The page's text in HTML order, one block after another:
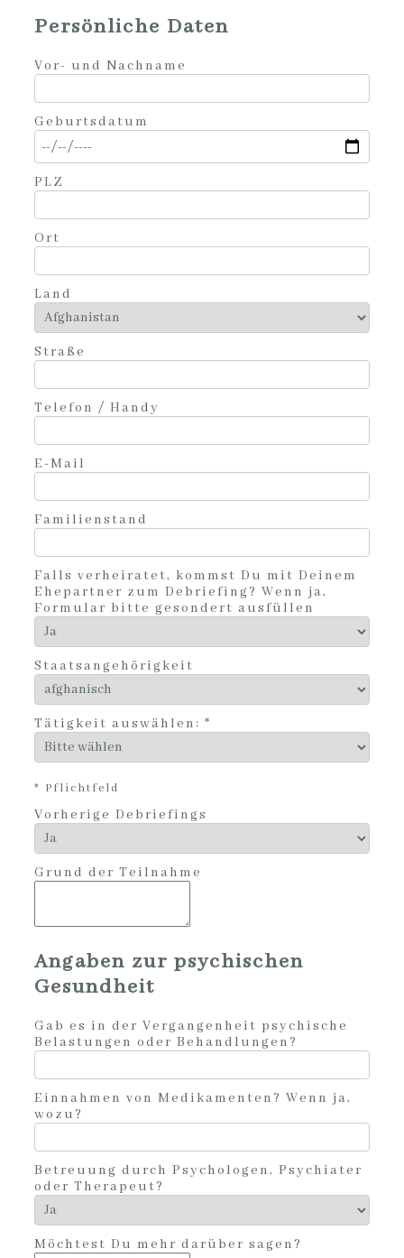
Persönliche Daten
Vor- und Nachname
Geburtsdatum
PLZ
Ort
Land
Straße
Telefon / Handy
E-Mail
Familienstand
Falls verheiratet, kommst Du mit Deinem
Ehepartner zum Debriefing? Wenn ja,
Formular bitte gesondert ausfüllen
Staatsangehörigkeit
Tätigkeit auswählen: *
* Pflichtfeld
Vorherige Debriefings
Grund der Teilnahme
Angaben zur psychischen
Gesundheit
Gab es in der Vergangenheit psychische
Belastungen oder Behandlungen?
Einnahmen von Medikamenten? Wenn ja,
wozu?
Betreuung durch Psychologen, Psychiater
oder Therapeut?
Möchtest Du mehr darüber sagen?